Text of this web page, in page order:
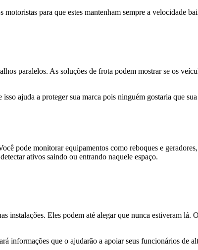
para que estes mantenham sempre a velocidade
paralelos. As soluções de frota podem mostrar se os
ajuda a proteger sua marca pois ninguém gostaria que
pode monitorar equipamentos como reboques e
ativos saindo ou entrando naquele espaço.
instalações. Eles podem até alegar que nunca estiveram lá.
informações que o ajudarão a apoiar seus funcionários de